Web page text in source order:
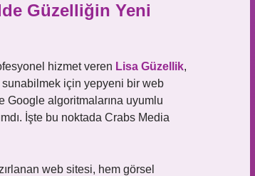
Güzelliğin Yeni
hizmet veren Lisa Güzellik,
için yepyeni bir web
Google algoritmalarına uyumlu
İşte bu noktada Crabs Media
web sitesi, hem görsel